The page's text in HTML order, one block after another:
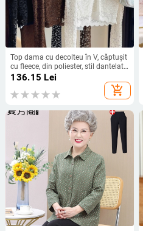
Top dama cu decolteu în V, căptușit
cu fleece, din poliester, stil dantelat,
mâneci lungi
136.15 Lei
add_shopping_cart